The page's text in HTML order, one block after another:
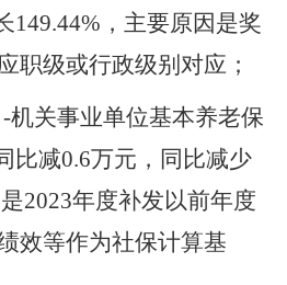
149.44%，主要原因是奖
职级或行政级别对应 ；
-机关事业单位基本养老保
比减0.6万元，同比减少
2023年度补发以前年度
效等作为社保计算基